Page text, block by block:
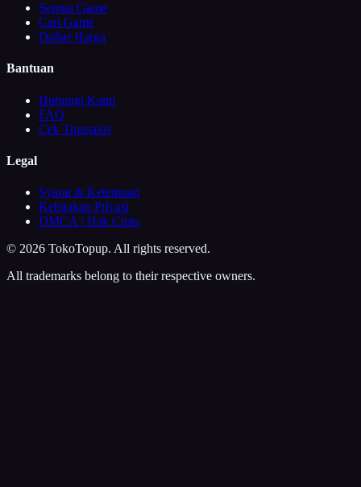
Semua Game
Cari Game
Daftar Harga
Bantuan
Hubungi Kami
FAQ
Cek Transaksi
Legal
Syarat & Ketentuan
Kebijakan Privasi
DMCA / Hak Cipta
© 2026 TokoTopup. All rights reserved.
All trademarks belong to their respective owners.